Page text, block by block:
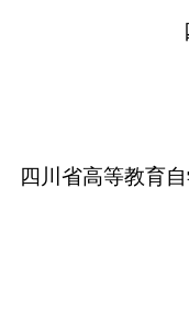
四川省高等教育